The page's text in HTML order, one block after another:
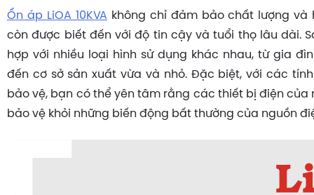
Ổn áp LiOA 10KVA không chỉ đảm bảo chất lượng và
còn được biết đến với độ tin cậy và tuổi thọ lâu dài.
hợp với nhiều loại hình sử dụng khác nhau, từ gia
đến cơ sở sản xuất vừa và nhỏ. Đặc biệt, với các
bảo vệ, bạn có thể yên tâm rằng các thiết bị điện của
bảo vệ khỏi những biến động bất thường của nguồn